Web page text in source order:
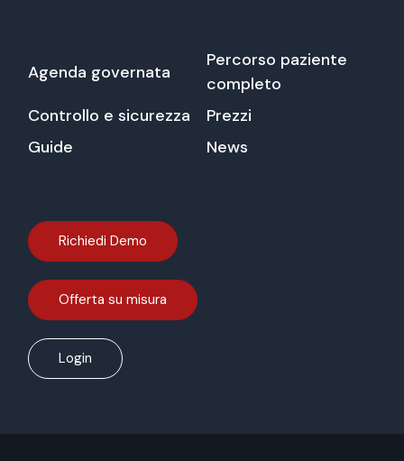
Agenda governata
Percorso paziente
completo
Controllo e sicurezza
Prezzi
Guide
News
Richiedi Demo
Offerta su misura
Login